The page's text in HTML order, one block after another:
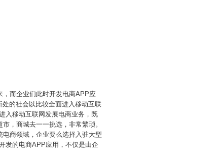
，而企业们此时开发电商APP应
的社会以比较全面进入移动互联
入移动互联网发展电商业务，既
，商城去一一挑选，非常繁琐。
商领域，企业要么选择入驻大型
发的电商APP应用，不仅是由企